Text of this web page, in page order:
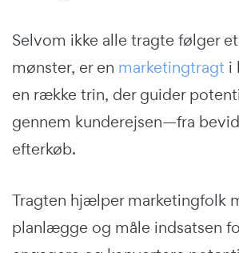
Selvom ikke alle tragte følger
mønster, er en marketingtragt i
en række trin, der guider
gennem kunderejsen—fra
efterkøb.
Tragten hjælper marketingfolk
planlægge og måle indsatsen